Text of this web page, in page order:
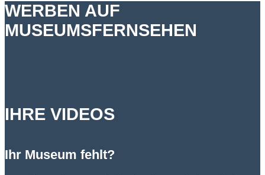
WERBEN AUF
MUSEUMSFERNSEHEN
IHRE VIDEOS
Ihr Museum fehlt?